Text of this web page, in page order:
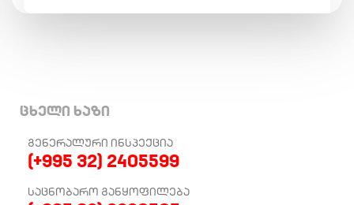
ცხელი ხაზი
ᲒᲔᲜᲔᲠᲐᲚᲣᲠᲘ ᲘᲜᲡᲞᲔᲥᲪᲘᲐ
(+995 32) 2405599
ᲡᲐᲪᲜᲝᲑᲐᲠᲝ ᲒᲐᲜᲧᲝᲤᲘᲚᲔᲑᲐ